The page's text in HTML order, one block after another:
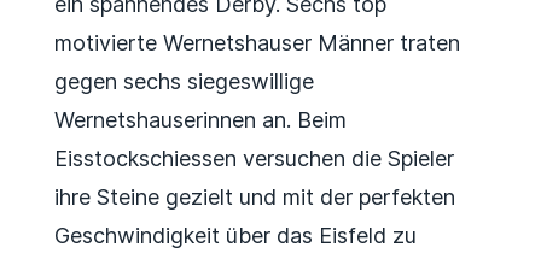
motivierte Wernetshauser Männer traten
gegen sechs siegeswillige
Wernetshauserinnen an. Beim
Eisstockschiessen versuchen die Spieler
ihre Steine gezielt und mit der perfekten
Geschwindigkeit über das Eisfeld zu